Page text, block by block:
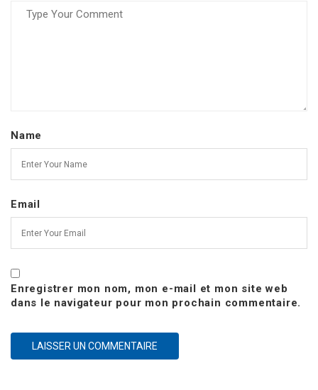
Name
Email
Enregistrer mon nom, mon e-mail et mon site web
dans le navigateur pour mon prochain commentaire.